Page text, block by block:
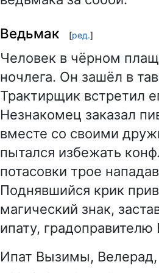
Ведьмак [ред.]
Человек в чёрном
ночлега. Он зашёл в
Трактирщик встретил
Незнакомец заказал
вместе со своими
пытался избежать
потасовки трое
Поднявшийся крик
магический знак,
ипату,
Ипат Вызимы,